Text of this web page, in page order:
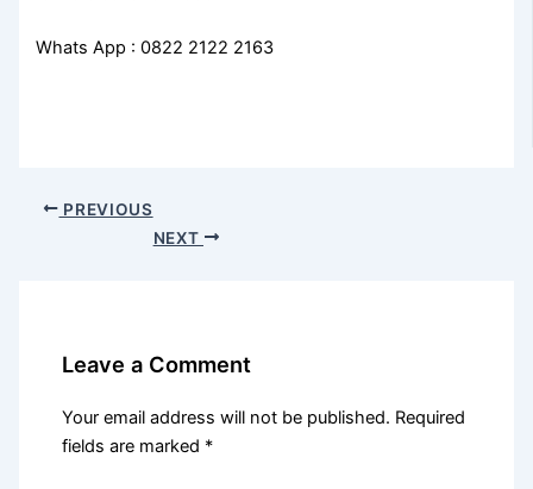
Whats App : 0822 2122 2163
PREVIOUS
NEXT
Leave a Comment
Your email address will not be published. Required
fields are marked *